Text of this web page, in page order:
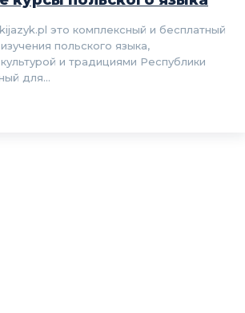
это комплексный и бесплатный
польского языка,
и традициями Республики
для...